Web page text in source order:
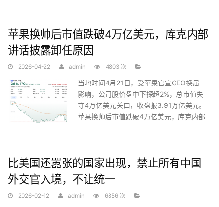
苹果换帅后市值跌破4万亿美元，库克内部
讲话披露卸任原因
2026-04-22 admin 4803 次
当地时间4月21日，受苹果官宣CEO换届
影响，公司股价盘中下探超2%，总市值失
守4万亿美元关口，收盘报3.91万亿美元。
苹果换帅后市值跌破4万亿美元，库克内部
比美国还嚣张的国家出现，禁止所有中国
外交官入境，不让统一
2026-02-12 admin 6856 次